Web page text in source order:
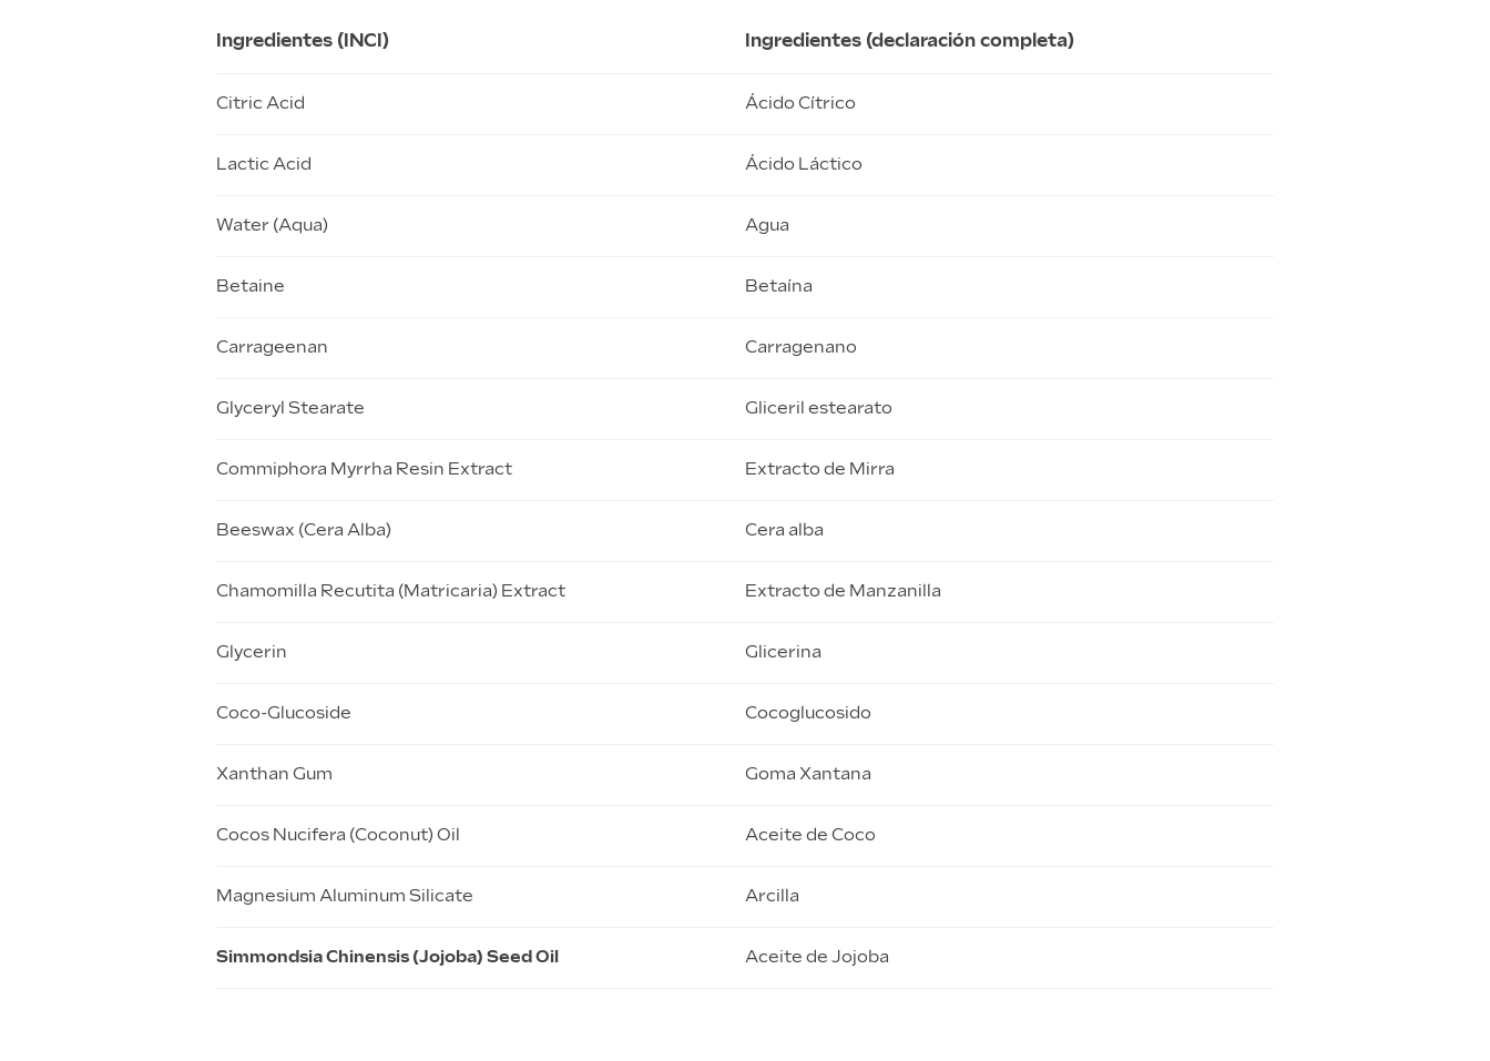
Ingredientes (INCI) Ingredientes (declaración completa)
Lactic Acid Ácido Láctico
Betaine Betaína
Citric Acid Ácido Cítrico
Carrageenan Carragenano
Glyceryl Stearate Gliceril estearato
Beeswax (Cera Alba) Cera alba
Commiphora Myrrha Resin Extract Extracto de Mirra
Chamomilla Recutita (Matricaria) Extract Extracto de Manzanilla
Xanthan Gum Goma Xantana
Glycerin Glicerina
Coco-Glucoside Cocoglucosido
Cocos Nucifera (Coconut) Oil Aceite de Coco
Magnesium Aluminum Silicate Arcilla
Water (Aqua) Agua
Simmondsia Chinensis (Jojoba) Seed Oil Aceite de Jojoba